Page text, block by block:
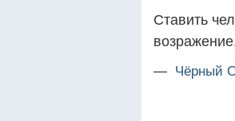
Ставить
— Чёрный